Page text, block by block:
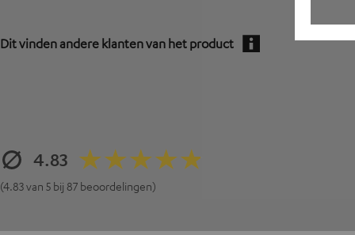
Dit vinden andere klanten van het product
4.83
(4.83 van 5 bij 87 beoordelingen)